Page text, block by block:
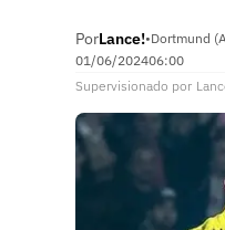
PorLance!•Dortmund
01/06/202406:00
Supervisionado por